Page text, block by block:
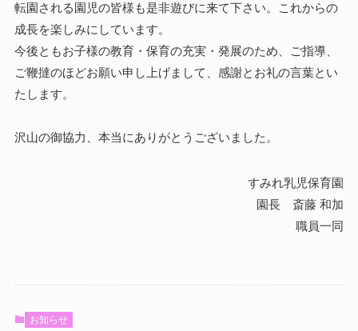
転園される園児の皆様も是非遊びに来て下さい。これからの
成長を楽しみにしています。
今後ともお子様の教育・保育の充実・発展のため、ご指導、
ご鞭撻のほどお願い申し上げまして、感謝とお礼の言葉とい
たします。
沢山の御協力、本当にありがとうございました。
すみれ乳児保育園
園長 斎藤 和加
職員一同
お知らせ